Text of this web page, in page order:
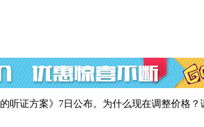
听证方案》7日公布。为什么现在调整价格